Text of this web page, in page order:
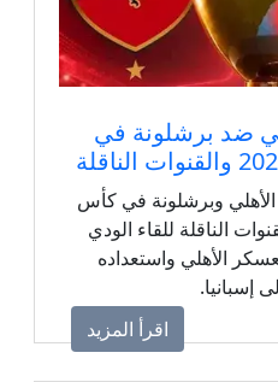
ضد برشلونة في
وبرشلونة في كأس
2026، والقنوات الناقلة للقاء الودي
الأهلي واستعداده
إسبانيا.
اقرأ المزيد